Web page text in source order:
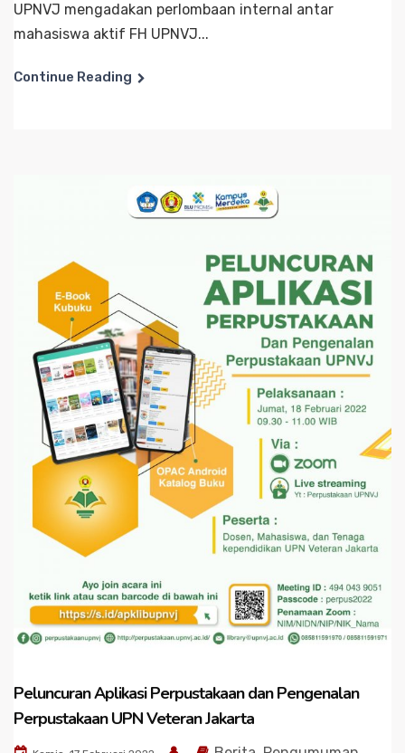
UPNVJ mengadakan perlombaan internal antar
mahasiswa aktif FH UPNVJ...
Continue Reading
Peluncuran Aplikasi Perpustakaan dan Pengenalan
Perpustakaan UPN Veteran Jakarta